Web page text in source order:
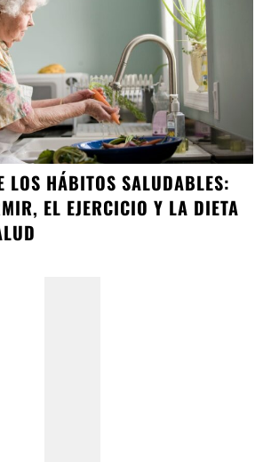
LOS HÁBITOS SALUDABLES:
EL EJERCICIO Y LA DIETA